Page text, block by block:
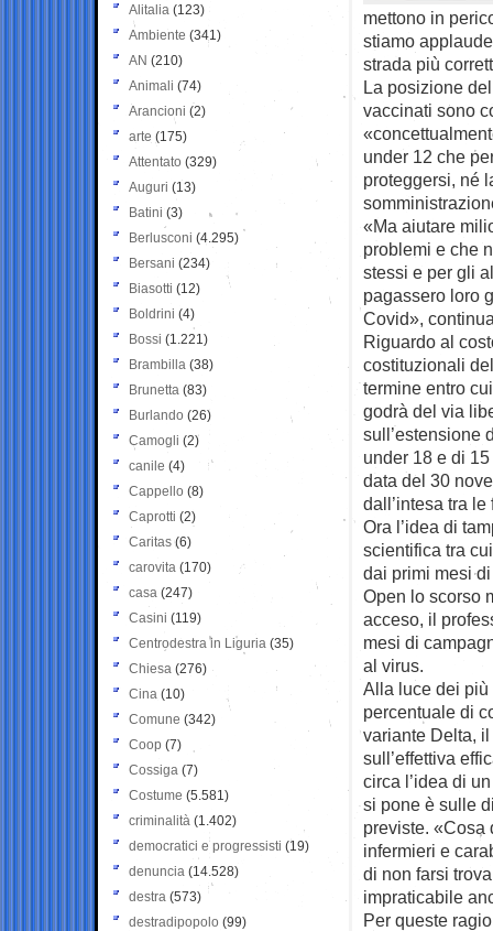
mettono in
stiamo
strada più
La posizione
vaccinati sono
under 12 che
proteggersi, né
«Ma aiutare
problemi e che
stessi e per gli
pagassero loro
Covid»,
Riguardo al
costituzionali
termine entro
godrà del via
sull’estensione
under 18 e di
data del 30
dall’intesa tra
Ora l’idea di
scientifica tra
dai primi mesi
Open lo scorso
acceso, il
mesi di
al virus.
Alla luce dei più
percentuale di
variante Delta,
sull’effettiva
circa l’idea di
si pone è sulle
previste. «Cosa
infermieri e
di non farsi
impraticabile
Per queste
Alitalia (123)
Ambiente (341)
AN (210)
Animali (74)
Arancioni (2)
arte (175)
Attentato (329)
Auguri (13)
Batini (3)
Berlusconi (4.295)
Bersani (234)
Biasotti (12)
Boldrini (4)
Bossi (1.221)
Brambilla (38)
Brunetta (83)
Burlando (26)
Camogli (2)
canile (4)
Cappello (8)
Caprotti (2)
Caritas (6)
carovita (170)
casa (247)
Casini (119)
Centrodestra in Liguria (35)
Chiesa (276)
Cina (10)
Comune (342)
Coop (7)
Cossiga (7)
Costume (5.581)
criminalità (1.402)
democratici e progressisti (19)
denuncia (14.528)
destra (573)
destradipopolo (99)